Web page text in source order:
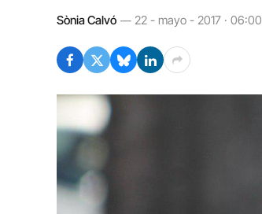
Sònia Calvó 22 - mayo - 2017 · 06:00